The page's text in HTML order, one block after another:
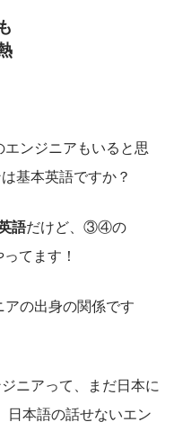
ンジニアもいると思
基本英語ですか？
語だけど、③④の
てます！
の出身の関係です
ニアって、まだ日本に
日本語の話せないエン